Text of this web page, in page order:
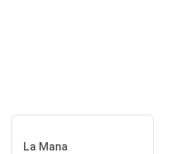
La Mana